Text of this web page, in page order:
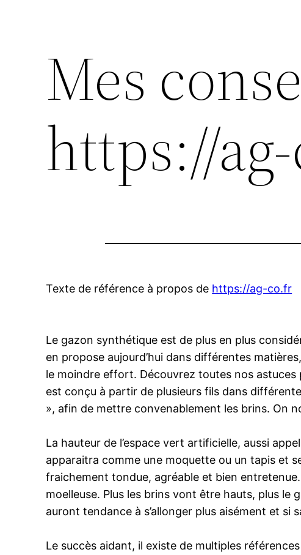
Mes
https://
Texte de référence à propos de https://ag-co.fr
Le gazon synthétique est de plus en plus
en propose aujourd’hui dans différentes
le moindre effort. Découvrez toutes nos
est conçu à partir de plusieurs fils dans
», afin de mettre convenablement les brins. On
La hauteur de l’espace vert artificielle, aussi
apparaitra comme une moquette ou un tapis et
fraichement tondue, agréable et bien
moelleuse. Plus les brins vont être hauts, plus
auront tendance à s’allonger plus aisément et si
Le succès aidant, il existe de multiples